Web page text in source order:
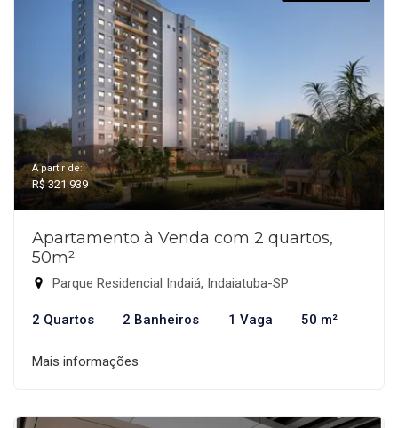
A partir de:
R$ 321.939
Apartamento à Venda com 2 quartos,
50m²
Parque Residencial Indaiá, Indaiatuba-SP
2 Quartos 2 Banheiros 1 Vaga 50 m²
Mais informações